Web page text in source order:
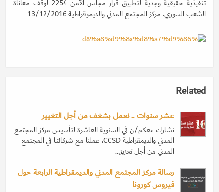
تنفيذية حقيقية وجدية لتطبيق قرار مجلس الأمن 2254 لوقف معاناة
الشعب السوري. مركز المجتمع المدني والديموقراطية 13/12/2016
Related
عشر سنوات .. نعمل بشغف من أجل التغيير
نشارك معكم/ن في السنوية العاشرة لتأسيس مركز المجتمع
المدني والديمقراطية CCSD، عملنا مع شركائنا في المجتمع
المدني من أجل تعزيز…
رسالة مركز المجتمع المدني والديمقراطية الرابعة حول
فيروس كورونا